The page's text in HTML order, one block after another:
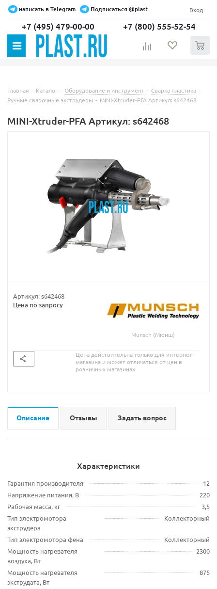
написать в Telegram Подписаться @plast Вход
+7 (495) 479-00-00 +7 (800) 555-52-54
Главная - Каталог - Оборудование и инструмент - Сварка пластика -
Ручные сварочные экструдеры - MINI-Xtruder-PFA Артикул: s642468
MINI-Xtruder-PFA Артикул: s642468
Артикул:s642468
Цена по запросу
Munsch (Мюнш)
Цена действительна только для интернет-
магазина и может отличаться от цен в
розничных магазинах
Описание Отзывы Задать вопрос
Характеристики
Гарантия производителя
12
Напряжение питания, В
220
Рабочая масса, кг
3,5
Тип электромотора
экструдера
Коллекторный
Тип электромотора фена
Коллекторный
Мощность нагревателя
воздуха, Вт
2300
Мощность нагревателя
экструдата, Вт
875